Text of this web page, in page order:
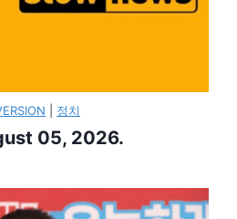
정치
05, 2026.